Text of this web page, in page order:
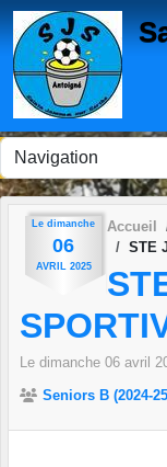
Le dimanche
06
AVRIL 2025
Accueil
STE
Le dimanche 06 avril
Seniors B (2024-
Panneau de gestion